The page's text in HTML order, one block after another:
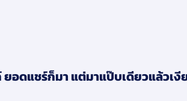
อดแชร์ก็มา แต่มาแป๊บเดียวแล้วเงี